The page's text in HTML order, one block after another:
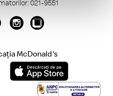
021-9551
McDonald's